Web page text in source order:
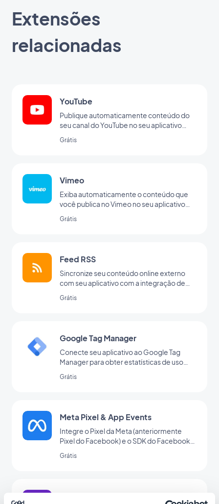
Extensões
relacionadas
YouTube
Publique automaticamente conteúdo do
seu canal do YouTube no seu aplicativo
YouTube.
Grátis
Vimeo
Exiba automaticamente o conteúdo que
você publica no Vimeo no seu aplicativo
Vimeo, para sincronização em tempo real
Grátis
Feed RSS
Sincronize seu conteúdo online externo
com seu aplicativo com a integração de
Grátis
Google Tag Manager
Conecte seu aplicativo ao Google Tag
Manager para obter estatísticas de uso
Grátis
Meta Pixel & App Events
Integre o Pixel da Meta (anteriormente
Pixel do Facebook) e o SDK do Facebook
analisar o comportamento de seus
Grátis